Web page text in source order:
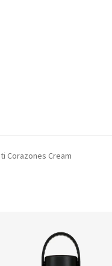
Corazones Cream